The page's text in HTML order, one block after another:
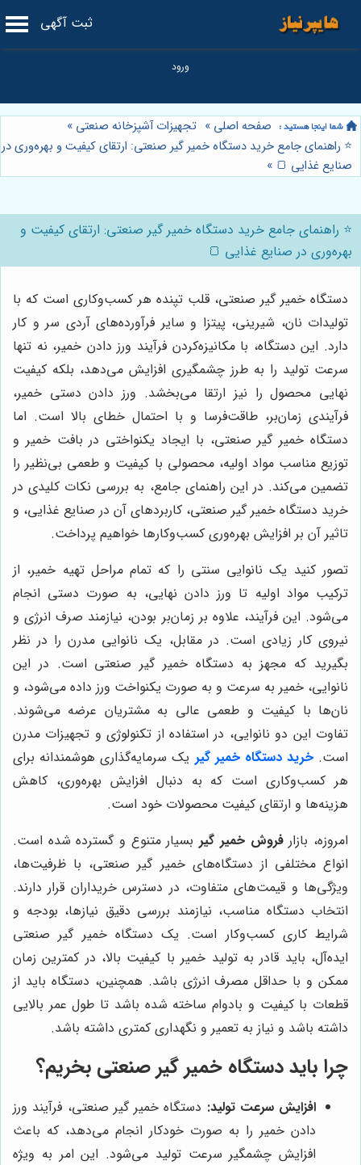
ثبت آگهی
صفحه اصلی » تجهیزات آشپزخانه صنعتی »
⭐️ راهنمای جامع خرید دستگاه خمیر گیر صنعتی: ارتقای کیفیت و بهره‌وری در
صنایع غذایی 🍞 »
⭐️ راهنمای جامع خرید دستگاه خمیر گیر صنعتی: ارتقای کیفیت و
بهره‌وری در صنایع غذایی 🍞
دستگاه خمیر گیر صنعتی، قلب تپنده هر کسب‌وکاری است که با
تولیدات نان، شیرینی، پیتزا و سایر فرآورده‌های آردی سر و کار
دارد. این دستگاه، با مکانیزه‌کردن فرآیند ورز دادن خمیر، نه تنها
سرعت تولید را به طرز چشمگیری افزایش می‌دهد، بلکه کیفیت
نهایی محصول را نیز ارتقا می‌بخشد. ورز دادن دستی خمیر،
فرآیندی زمان‌بر، طاقت‌فرسا و با احتمال خطای بالا است. اما
دستگاه خمیر گیر صنعتی، با ایجاد یکنواختی در بافت خمیر و
توزیع مناسب مواد اولیه، محصولی با کیفیت و طعمی بی‌نظیر را
تضمین می‌کند. در این راهنمای جامع، به بررسی نکات کلیدی در
خرید دستگاه خمیر گیر صنعتی، کاربردهای آن در صنایع غذایی، و
تاثیر آن بر افزایش بهره‌وری کسب‌وکارها خواهیم پرداخت.
تصور کنید یک نانوایی سنتی را که تمام مراحل تهیه خمیر، از
ترکیب مواد اولیه تا ورز دادن نهایی، به صورت دستی انجام
می‌شود. این فرآیند، علاوه بر زمان‌بر بودن، نیازمند صرف انرژی و
نیروی کار زیادی است. در مقابل، یک نانوایی مدرن را در نظر
بگیرید که مجهز به دستگاه خمیر گیر صنعتی است. در این
نانوایی، خمیر به سرعت و به صورت یکنواخت ورز داده می‌شود، و
نان‌ها با کیفیت و طعمی عالی به مشتریان عرضه می‌شوند.
تفاوت این دو نانوایی، در استفاده از تکنولوژی و تجهیزات مدرن
است.خرید دستگاه خمیر گیر یک سرمایه‌گذاری هوشمندانه برای
هر کسب‌وکاری است که به دنبال افزایش بهره‌وری، کاهش
هزینه‌ها و ارتقای کیفیت محصولات خود است.
امروزه، بازارفروش خمیر گیربسیار متنوع و گسترده شده است.
انواع مختلفی از دستگاه‌های خمیر گیر صنعتی، با ظرفیت‌ها،
ویژگی‌ها و قیمت‌های متفاوت، در دسترس خریداران قرار دارند.
انتخاب دستگاه مناسب، نیازمند بررسی دقیق نیازها، بودجه و
شرایط کاری کسب‌وکار است. یک دستگاه خمیر گیر صنعتی
ایده‌آل، باید قادر به تولید خمیر با کیفیت بالا، در کمترین زمان
ممکن و با حداقل مصرف انرژی باشد. همچنین، دستگاه باید از
قطعات با کیفیت و بادوام ساخته شده باشد تا طول عمر بالایی
داشته باشد و نیاز به تعمیر و نگهداری کمتری داشته باشد.
چرا باید دستگاه خمیر گیر صنعتی بخریم؟
افزایش سرعت تولید: دستگاه خمیر گیر صنعتی، فرآیند ورز
دادن خمیر را به صورت خودکار انجام می‌دهد، که باعث
افزایش چشمگیر سرعت تولید می‌شود. این امر به ویژه